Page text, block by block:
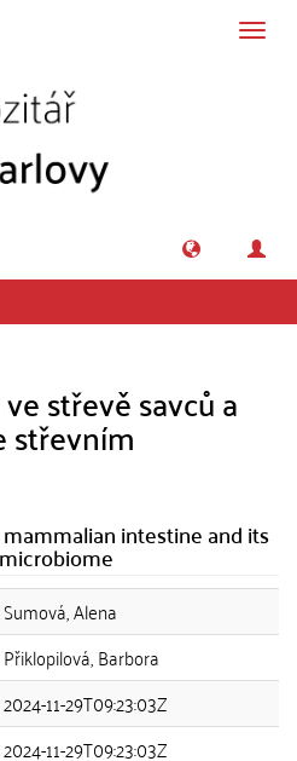
střevě savců a
střevním
intestine and its
Sumová, Alena
Přiklopilová, Barbora
2024-11-29T09:23:03Z
2024-11-29T09:23:03Z